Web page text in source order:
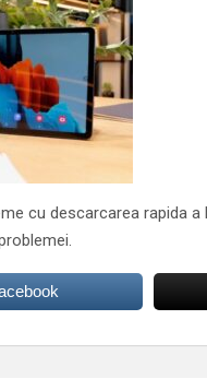
cu descarcarea rapida